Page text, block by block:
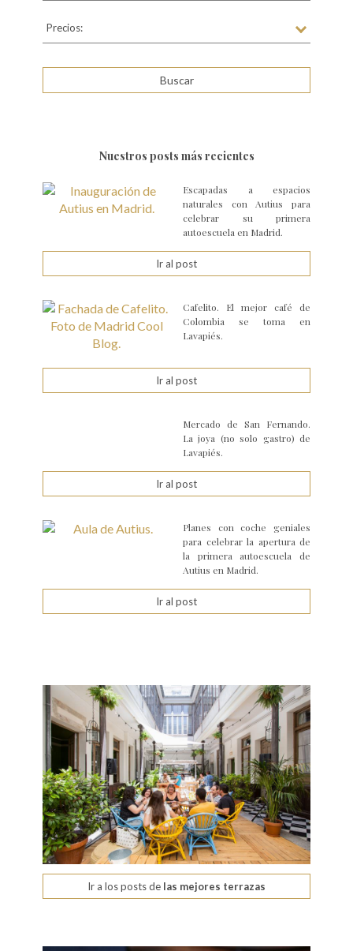
Precios:
Nuestros posts más recientes
Escapadas a espacios
naturales con Autius para
celebrar su primera
autoescuela en Madrid.
Ir al post
Cafelito. El mejor café de
Colombia se toma en
Lavapiés.
Ir al post
Mercado de San Fernando.
La joya (no solo gastro) de
Lavapiés.
Ir al post
Planes con coche geniales
para celebrar la apertura de
la primera autoescuela de
Autius en Madrid.
Ir al post
Ir a los posts de las mejores terrazas